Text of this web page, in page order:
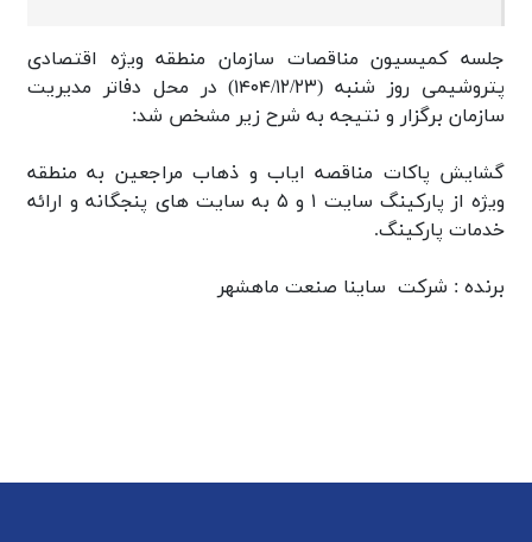
جلسه کميسيون مناقصات سازمان منطقه ويژه اقتصادی
پتروشيمی روز شنبه (۱۴۰۴/۱۲/۲۳) در محل دفاتر مديريت
سازمان برگزار و نتيجه به شرح زیر مشخص شد:
گشايش پاكات مناقصه اياب و ذهاب مراجعين به منطقه
ويژه از پاركينگ سايت ۱ و ۵ به سايت های پنجگانه و ارائه
خدمات پاركينگ.
برنده : شركت ساينا صنعت ماهشهر